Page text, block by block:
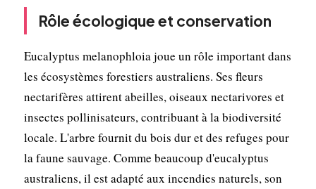
Rôle écologique et conservation
Eucalyptus melanophloia joue un rôle important dans
les écosystèmes forestiers australiens. Ses fleurs
nectarifères attirent abeilles, oiseaux nectarivores et
insectes pollinisateurs, contribuant à la biodiversité
locale. L'arbre fournit du bois dur et des refuges pour
la faune sauvage. Comme beaucoup d'eucalyptus
australiens, il est adapté aux incendies naturels, son